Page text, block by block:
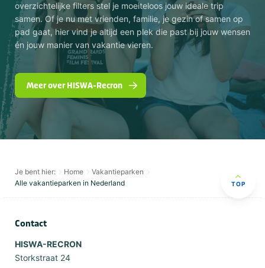
overzichtelijke filters stel je moeiteloos jouw ideale trip
samen. Of je nu met vrienden, familie, je gezin of samen op
pad gaat, hier vind je altijd een plek die past bij jouw wensen
én jouw manier van vakantie vieren.
Meer over HISWA-Recron
Je bent hier: Home
Vakantieparken
Alle vakantieparken in Nederland
TOP
Contact
HISWA-RECRON
Storkstraat 24